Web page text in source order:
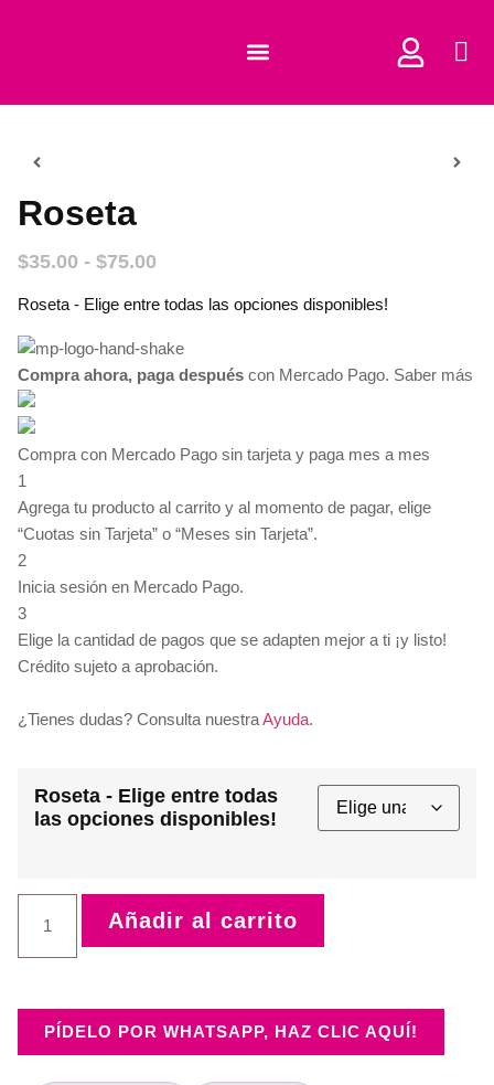
Roseta
$35.00 - $75.00
Roseta - Elige entre todas las opciones disponibles!
Compra ahora, paga después con Mercado Pago. Saber más
Compra con Mercado Pago sin tarjeta y paga mes a mes
1
Agrega tu producto al carrito y al momento de pagar, elige
“Cuotas sin Tarjeta” o “Meses sin Tarjeta”.
2
Inicia sesión en Mercado Pago.
3
Elige la cantidad de pagos que se adapten mejor a ti ¡y listo!
Crédito sujeto a aprobación.
¿Tienes dudas? Consulta nuestraAyuda.
Roseta - Elige entre todas
las opciones disponibles!
Añadir al carrito
PÍDELO POR WHATSAPP, HAZ CLIC AQUÍ!